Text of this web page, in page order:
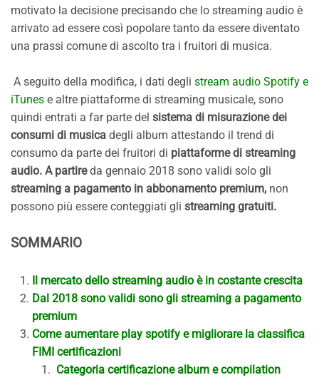
motivato la decisione precisando che lo streaming audio è
arrivato ad essere così popolare tanto da essere diventato
una prassi comune di ascolto tra i fruitori di musica.
A seguito della modifica, i dati degli stream audio Spotify e
iTunes e altre piattaforme di streaming musicale, sono
quindi entrati a far parte del sistema di misurazione dei
consumi di musica degli album attestando il trend di
consumo da parte dei fruitori di piattaforme di streaming
audio. A partireda gennaio 2018 sono validi solo gli
streaming a pagamento in abbonamento premium, non
possono più essere conteggiati gli streaming gratuiti.
SOMMARIO
Il mercato dello streaming audio è in costante crescita
Dal 2018 sono validi sono gli streaming a pagamento
premium
Come aumentare play spotify e migliorare la classifica
FIMI certificazioni
Categoria certificazione album e compilation